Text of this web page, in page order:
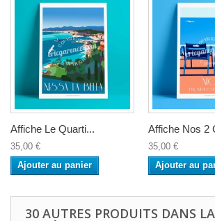
Affiche Le Quarti...
35,00 €
Ajouter au panier
Affiche Nos 2
35,00 €
Ajouter au
30 AUTRES PRODUITS DANS